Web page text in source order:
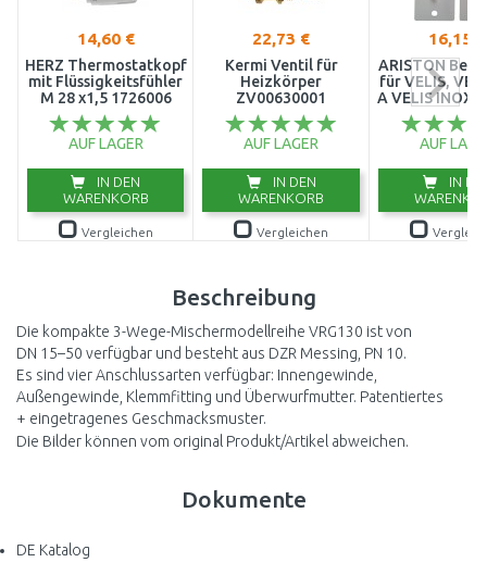
14,60 €
HERZ Thermostatkopf
mit Flüssigkeitsfühler
M 28 x1,5 1726006
AUF LAGER
IN DEN
WARENKORB
Vergleichen
22,73 €
Kermi Ventil für
Heizkörper
ZV00630001
AUF LAGER
IN DEN
WARENKORB
Vergleichen
16,15 €
ARISTON
für VELIS,
A VELIS INOX
AUF
IN
Beschreibung
Die kompakte 3-Wege-Mischermodellreihe VRG130 ist von
DN 15–50 verfügbar und besteht aus DZR Messing, PN 10.
Es sind vier Anschlussarten verfügbar: Innengewinde,
Außengewinde, Klemmfitting und Überwurfmutter. Patentiertes
+ eingetragenes Geschmacksmuster.
Die Bilder können vom original Produkt/Artikel abweichen.
Dokumente
DE Katalog